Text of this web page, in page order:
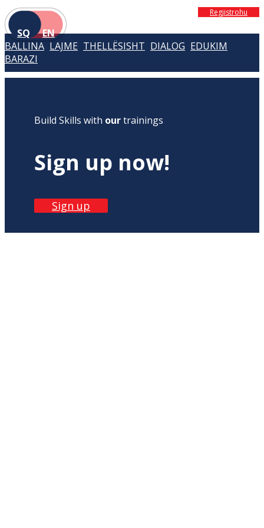
SQ EN
Regjistrohu
BALLINA LAJME THELLËSISHT DIALOG EDUKIM
BARAZI
Build Skills with ourtrainings
Sign up now!
Sign up